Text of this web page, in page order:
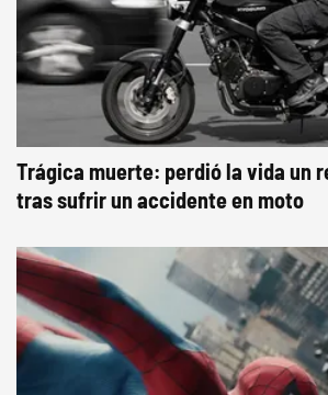
Trágica muerte: perdió la vida un
tras sufrir un accidente en moto